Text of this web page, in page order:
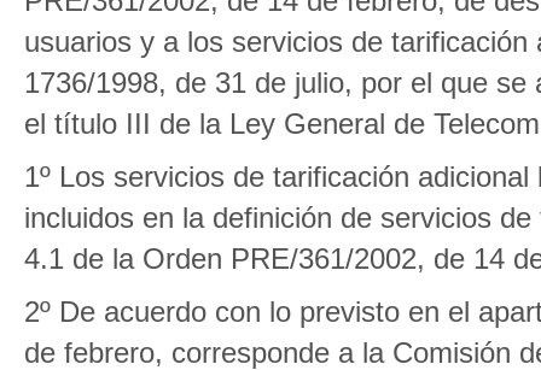
usuarios y a los servicios de
1736/1998, de 31 de julio, por el que
el título III de la Ley General de
1º Los servicios de tarificación
incluidos en la definición de servicios
4.1 de la Orden PRE/361/2002, de 14
2º De acuerdo con lo previsto en el
de febrero, corresponde a la Comisión